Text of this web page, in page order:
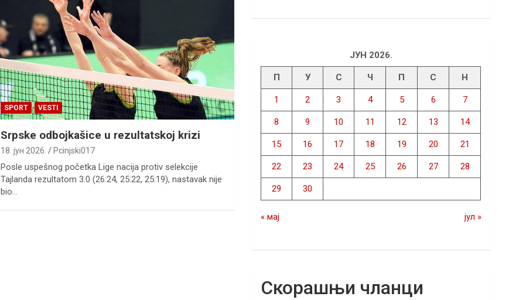
SPORT VESTI
Srpske odbojkašice u rezultatskoj krizi
18. јун 2026. Pcinjski017
Posle uspešnog početka Lige nacija protiv selekcije
Tajlanda rezultatom 3:0 (26:24, 25:22, 25:19), nastavak nije
bio…
ЈУН 2026.
П У С Ч П С Н
1 2 3 4 5 6 7
8 9 10 11 12 13 14
15 16 17 18 19 20 21
22 23 24 25 26 27 28
29 30
« мај јул »
Скорашњи чланци